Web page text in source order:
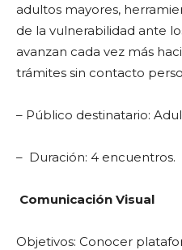
adultos mayores,
de la vulnerabilidad ante
avanzan cada vez más
trámites sin contacto
– Público destinatario:
– Duración: 4 encuentros.
Comunicación Visual
Objetivos: Conocer